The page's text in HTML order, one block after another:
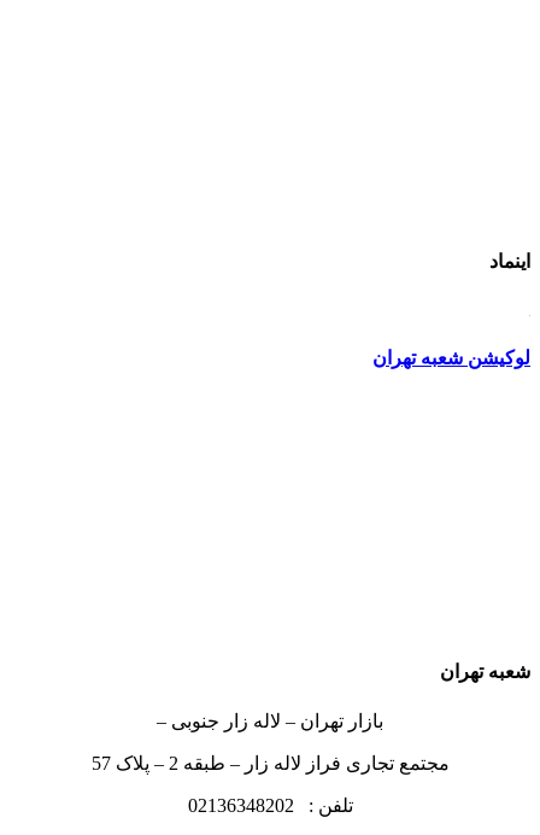
اینماد
لوکیشن شعبه تهران
شعبه تهران
بازار تهران – لاله زار جنوبی –
مجتمع تجاری فراز لاله زار – طبقه 2 – پلاک 57
تلفن : 02136348202